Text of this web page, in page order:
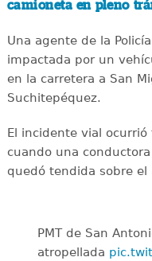
camioneta en pleno
Una agente de la
impactada por un
en la carretera a San
Suchitepéquez.
El incidente vial
cuando una
quedó tendida sobre el
PMT de San
atropellada